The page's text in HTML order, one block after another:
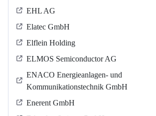
EHL AG
Elatec GmbH
Elflein Holding
ELMOS Semiconductor AG
ENACO Energieanlagen- und
Kommunikationstechnik GmbH
Enerent GmbH